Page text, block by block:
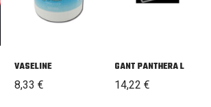
VASELINE
8,33 €
GANT PANTHERA L
14,22 €